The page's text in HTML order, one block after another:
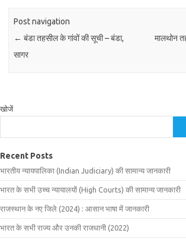
Post navigation
← बंडा तहसील के गांवों की सूची – बंडा,
सागर
मालथोन
खोजें
Recent Posts
भारतीय न्यायपालिका (Indian Judiciary) की सामान्य जानकारी
भारत के सभी उच्च न्यायालयों (High Courts) की सामान्य जानकारी
राजस्थान के नए जिले (2024) : आसान भाषा में जानकारी
भारत के सभी राज्य और उनकी राजधानी (2022)